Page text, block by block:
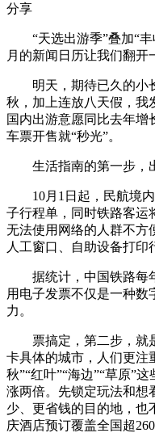
分享
“天选出游季”叠加“丰
月的新闻日历让我们翻开
明天，期待已久的小
秋，加上连放八天假，我
国内出游意愿同比去年增
车票开售就“秒光”。
生活指南的第一步，出
10月1日起，民航境内
子行程单，同时铁路客运
无法使用网络的人群不方
人工窗口、自助设备打印
据统计，中国铁路每年
用电子发票不仅是一种数
力。
票搞定，第二步，就
卡具体的城市，人们更注
秋”“红叶”“海边”“草原”
涨两倍。先锁定玩法和想
少、更省钱的目的地，也
庆酒店预订覆盖全国超